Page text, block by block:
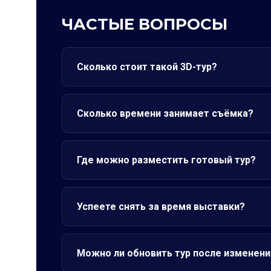
ЧАСТЫЕ ВОПРОСЫ
Сколько стоит такой 3D-тур?
Сколько времени занимает съёмка?
Где можно разместить готовый тур?
Успеете снять за время выставки?
Можно ли обновить тур после